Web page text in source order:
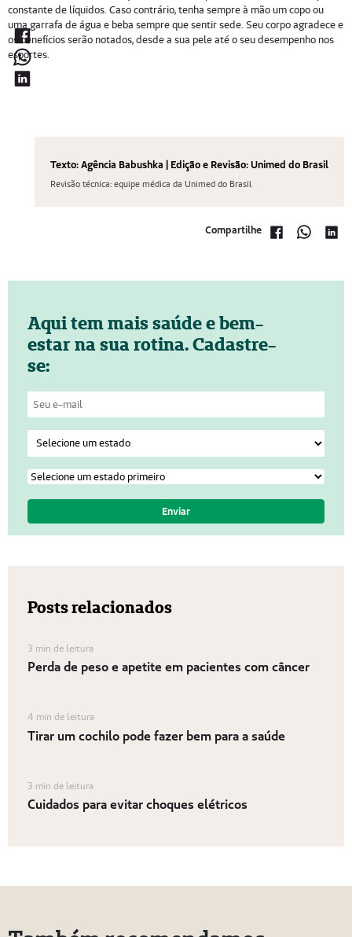
constante de líquidos. Caso contrário, tenha sempre à mão um copo ou
uma garrafa de água e beba sempre que sentir sede. Seu corpo agradece e
os benefícios serão notados, desde a sua pele até o seu desempenho nos
esportes.
Texto: Agência Babushka | Edição e Revisão: Unimed do Brasil
Revisão técnica: equipe médica da Unimed do Brasil
Compartilhe
Aqui tem mais saúde e bem-
estar na sua rotina. Cadastre-
se:
Posts relacionados
3 min de leitura
Perda de peso e apetite em pacientes com câncer
4 min de leitura
Tirar um cochilo pode fazer bem para a saúde
3 min de leitura
Cuidados para evitar choques elétricos